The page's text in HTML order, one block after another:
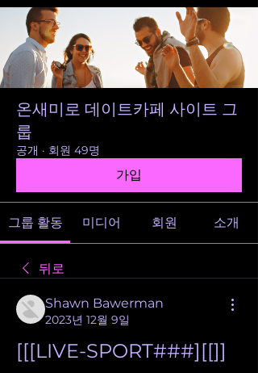
온새미로 데이트카페 사이트 그
룹
공개 · 회원 49명
가입
그룹 활동 미디어 회원 소개
뒤로
Shawn Bawerman
2023년 12월 9일
[[[LIVE-SPORT###][[]]